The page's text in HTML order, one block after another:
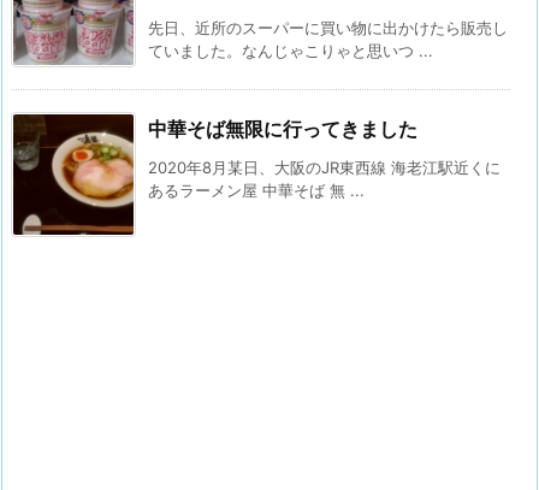
先日、近所のスーパーに買い物に出かけたら販売し
ていました。なんじゃこりゃと思いつ ...
中華そば無限に行ってきました
2020年8月某日、大阪のJR東西線 海老江駅近くに
あるラーメン屋 中華そば 無 ...